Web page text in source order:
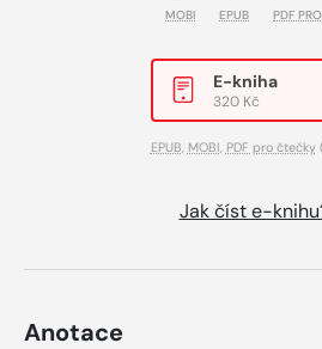
MOBI EPUB PDF
E-kniha
320 Kč
EPUB MOBI PDF pro čtečky
Jak číst e-
Anotace